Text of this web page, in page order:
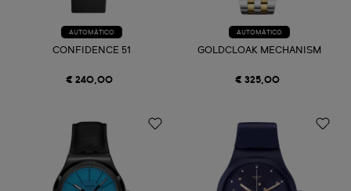
AUTOMÁTICO
CONFIDENCE 51
€ 240,00
AUTOMÁTICO
GOLDCLOAK MECHANISM
€ 325,00